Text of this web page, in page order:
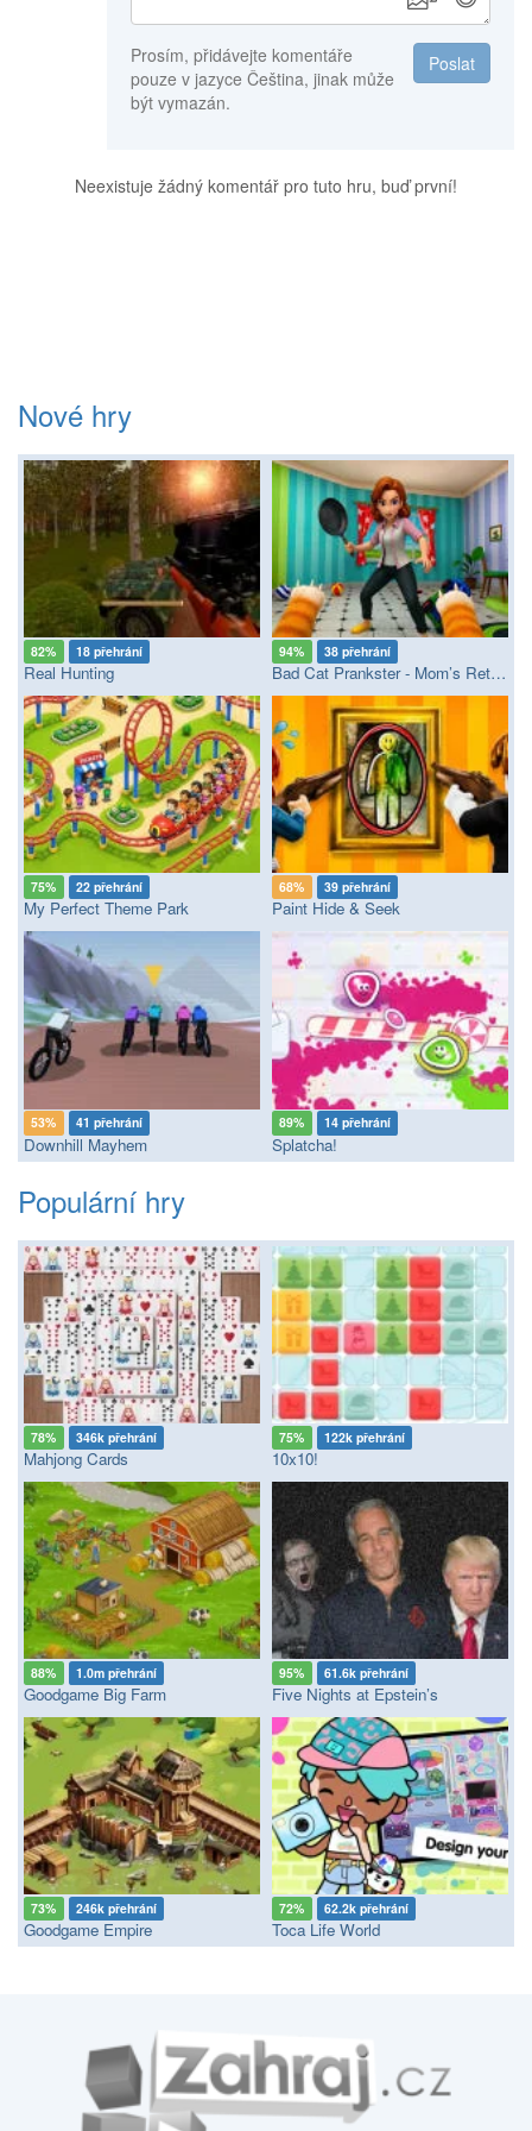
Poslat
Prosím, přidávejte komentáře
pouze v jazyce Čeština, jinak může
být vymazán.
Neexistuje žádný komentář pro tuto hru, buď první!
Nové hry
82% 18 přehrání
Real Hunting
94% 38 přehrání
Bad Cat Prankster - Mom’s Return
75% 22 přehrání
My Perfect Theme Park
68% 39 přehrání
Paint Hide & Seek
53% 41 přehrání
Downhill Mayhem
89% 14 přehrání
Splatcha!
Populární hry
78% 346k přehrání
Mahjong Cards
75% 122k přehrání
10x10!
88% 1.0m přehrání
Goodgame Big Farm
95% 61.6k přehrání
Five Nights at Epstein’s
73% 246k přehrání
Goodgame Empire
72% 62.2k přehrání
Toca Life World